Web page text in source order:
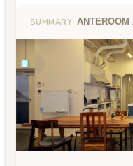
SUMMARY ANTEROOM